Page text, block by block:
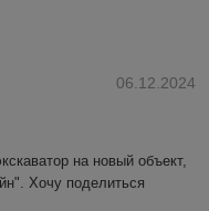
06.12.2024
на новый объект,
Хочу поделиться